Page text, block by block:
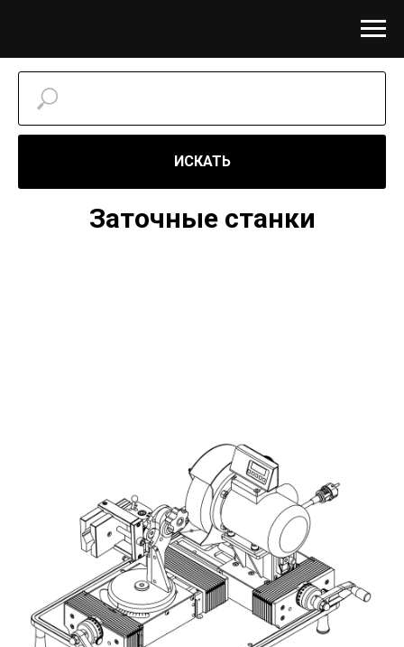
ИСКАТЬ
Заточные станки